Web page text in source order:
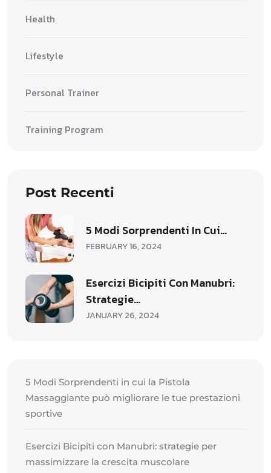
Health
Lifestyle
Personal Trainer
Training Program
Post Recenti
5 Modi Sorprendenti In Cui…
FEBRUARY 16, 2024
Esercizi Bicipiti Con Manubri:
Strategie…
JANUARY 26, 2024
5 Modi Sorprendenti in cui la Pistola
Massaggiante può migliorare le tue prestazioni
sportive
Esercizi Bicipiti con Manubri: strategie per
massimizzare la crescita muscolare